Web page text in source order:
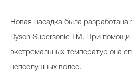
Новая насадка была разработана
Dyson Supersonic TM. При
экстремальных температур она
непослушных волос.